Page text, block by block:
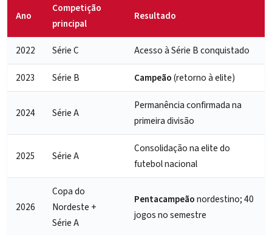
Ano
Competição
principal
Resultado
2022 Série C Acesso à Série B conquistado
2023 Série B Campeão(retorno à elite)
2024 Série A
Permanência confirmada na
primeira divisão
2025 Série A
Consolidação na elite do
futebol nacional
2026
Copa do
Nordeste +
Série A
Pentacampeãonordestino; 40
jogos no semestre